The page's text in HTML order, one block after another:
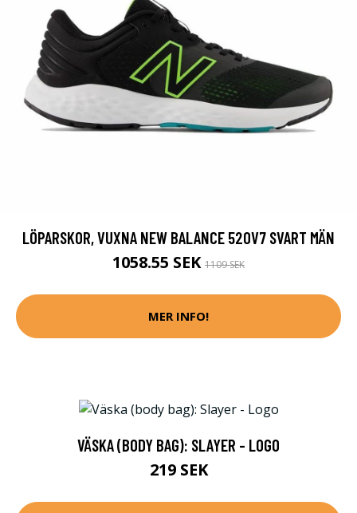
LÖPARSKOR, VUXNA NEW BALANCE 520V7 SVART MÄN
1058.55 SEK 1109 SEK
MER INFO!
VÄSKA (BODY BAG): SLAYER - LOGO
219 SEK